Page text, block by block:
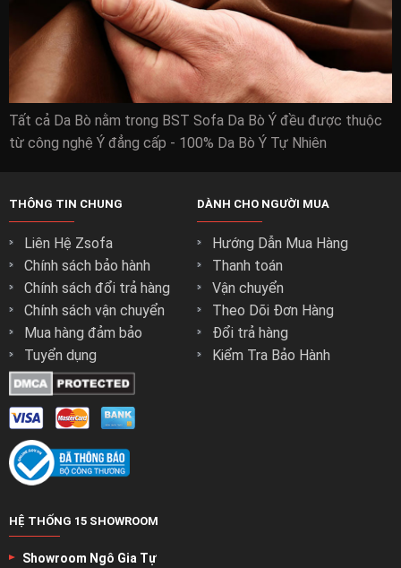
Tất cả Da Bò nằm trong BST Sofa Da Bò Ý đều được thuộc
từ công nghệ Ý đẳng cấp - 100% Da Bò Ý Tự Nhiên
THÔNG TIN CHUNG
Liên Hệ Zsofa
Chính sách bảo hành
Chính sách đổi trả hàng
Chính sách vận chuyển
Mua hàng đảm bảo
Tuyển dụng
DÀNH CHO NGƯỜI MUA
Hướng Dẫn Mua Hàng
Thanh toán
Vận chuyển
Theo Dõi Đơn Hàng
Đổi trả hàng
Kiểm Tra Bảo Hành
HỆ THỐNG 15 SHOWROOM
Showroom Ngô Gia Tự